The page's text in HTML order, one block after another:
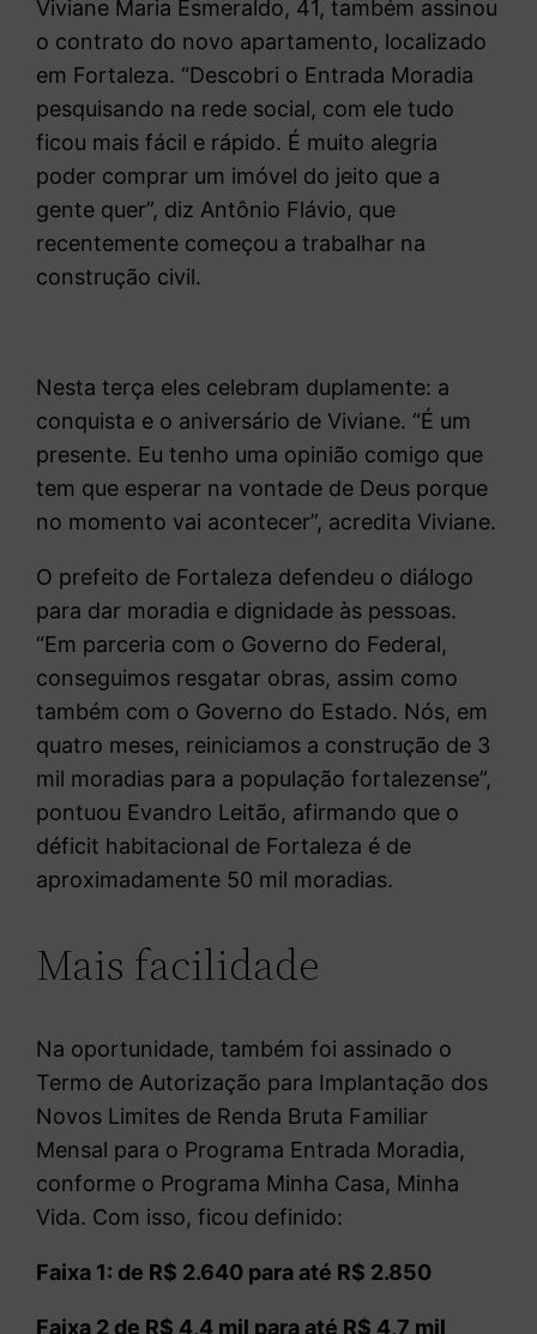
Viviane Maria Esmeraldo, 41, também assinou
o contrato do novo apartamento, localizado
em Fortaleza. “Descobri o Entrada Moradia
pesquisando na rede social, com ele tudo
ficou mais fácil e rápido. É muito alegria
poder comprar um imóvel do jeito que a
gente quer”, diz Antônio Flávio, que
recentemente começou a trabalhar na
construção civil.
Nesta terça eles celebram duplamente: a
conquista e o aniversário de Viviane. “É um
presente. Eu tenho uma opinião comigo que
tem que esperar na vontade de Deus porque
no momento vai acontecer”, acredita Viviane.
O prefeito de Fortaleza defendeu o diálogo
para dar moradia e dignidade às pessoas.
“Em parceria com o Governo do Federal,
conseguimos resgatar obras, assim como
também com o Governo do Estado. Nós, em
quatro meses, reiniciamos a construção de 3
mil moradias para a população fortalezense”,
pontuou Evandro Leitão, afirmando que o
déficit habitacional de Fortaleza é de
aproximadamente 50 mil moradias.
Mais facilidade
Na oportunidade, também foi assinado o
Termo de Autorização para Implantação dos
Novos Limites de Renda Bruta Familiar
Mensal para o Programa Entrada Moradia,
conforme o Programa Minha Casa, Minha
Vida. Com isso, ficou definido:
Faixa 1: de R$ 2.640 para até R$ 2.850
Faixa 2 de R$ 4,4 mil para até R$ 4,7 mil